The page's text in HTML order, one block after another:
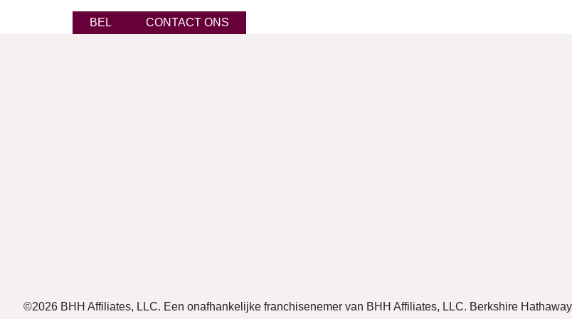
BEL CONTACT ONS
©2026 BHH Affiliates, LLC. Een onafhankelijke franchisenemer van BHH Affiliates, LLC. Berkshire